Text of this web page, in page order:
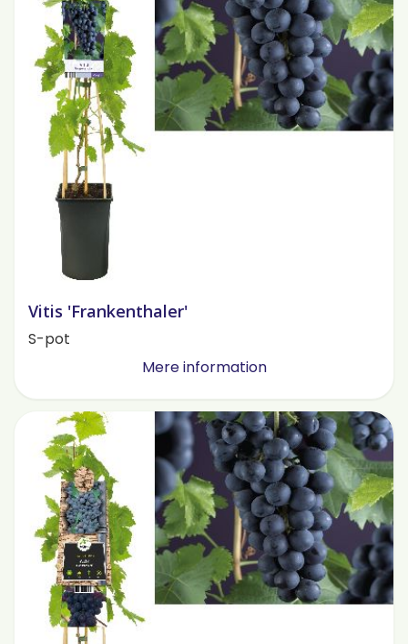
Vitis 'Frankenthaler'
S-pot
Mere information